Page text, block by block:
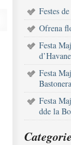
Festes
Ofrena
Festa
Festa
Bastonera
Festa
dde la